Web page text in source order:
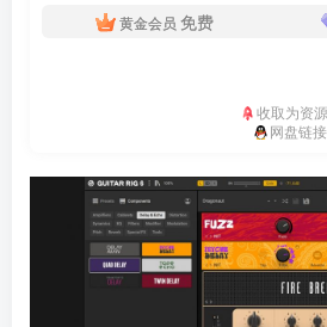
黄金会员 免费
收取为资
网盘链